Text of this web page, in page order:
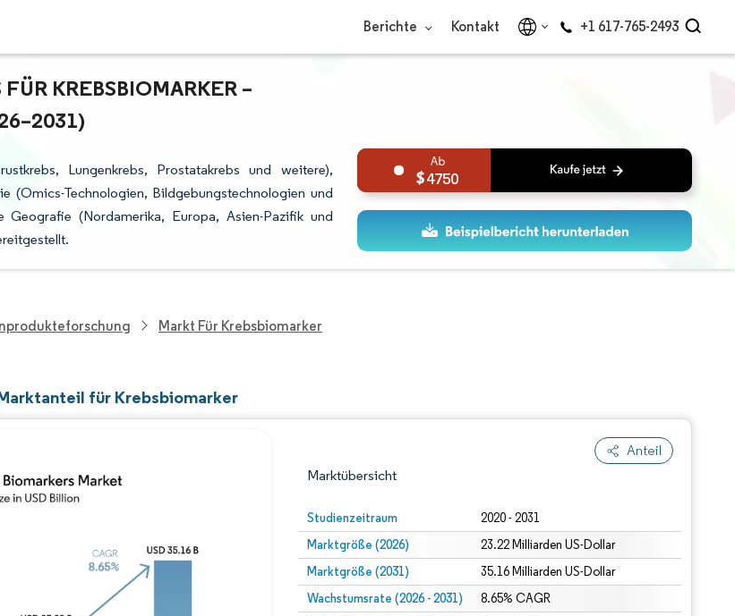
Berichte Kontakt +1 617-765-2493
KREBSBIOMARKER – W
Lungenkrebs, Prostatakrebs und weitere),
(Omics-Technologien, Bildgebungstechnologien und
(Nordamerika, Europa, Asien-Pazifik und
4750
Markt Für Krebsbiomarker
für Krebsbiomarker
Anteil
Marktübersicht
Studienzeitraum 2020 - 2031
Marktgröße (2026) 23.22 Milliarden US-Dollar
Marktgröße (2031) 35.16 Milliarden US-Dollar
Wachstumsrate (2026 - 2031) 8.65% CAGR